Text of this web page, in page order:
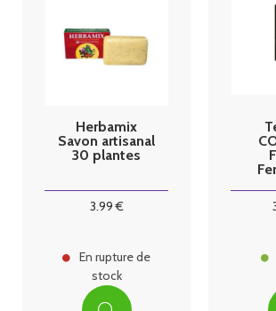
Herbamix
Savon artisanal
30 plantes
3.99€
En rupture de
stock